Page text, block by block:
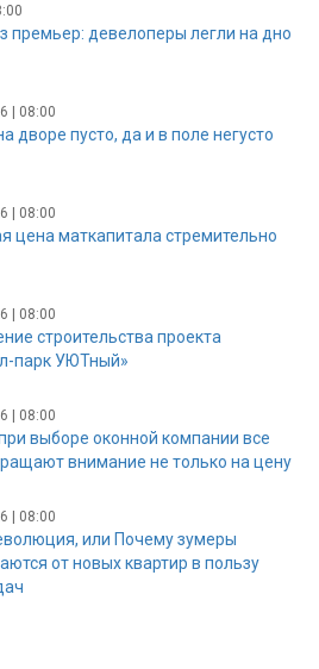
премьер: девелоперы легли на дно
| 08:00
дворе пусто, да и в поле негусто
| 08:00
цена маткапитала стремительно
| 08:00
строительства проекта
парк УЮТный»
| 08:00
выборе оконной компании все
внимание не только на цену
| 08:00
или Почему зумеры
от новых квартир в пользу